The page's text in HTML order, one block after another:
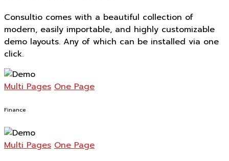
Consultio comes with a beautiful collection of
modern, easily importable, and highly customizable
demo layouts. Any of which can be installed via one
click.
Multi Pages One Page
Finance
Multi Pages One Page